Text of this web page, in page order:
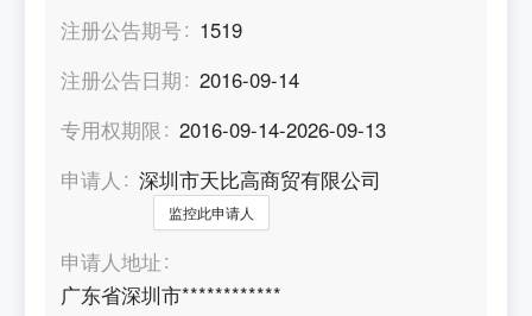
注册公告期号
1519
注册公告日期
2016-09-14
专用权期限
2016-09-14-2026-09-13
申请人
深圳市天比高商贸有限公司
监控此申请人
申请人地址
广东省深圳市************